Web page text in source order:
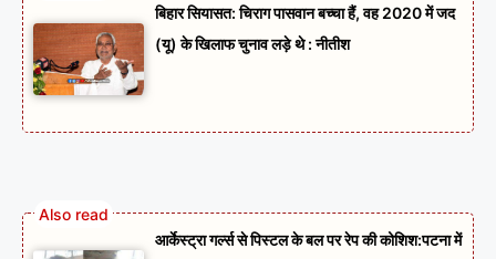
बिहार सियासत: चिराग पासवान बच्चा हैं, वह 2020 में जद
(यू) के खिलाफ चुनाव लड़े थे : नीतीश
आर्केस्ट्रा गर्ल्स से पिस्टल के बल पर रेप की कोशिश:पटना में